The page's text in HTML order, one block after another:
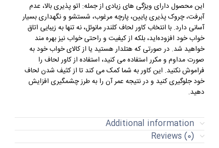
این محصول دارای ویژگی های زیادی از جمله: اتو پذیری بالا، عدم
آبرفت، چروک پذیری پایین، پارچه مرغوب، شستشو و نگهداری بسیار
آسانی دارد. با انتخاب کاور لحاف کلندر مانوئل، نه تنها به زیبایی اتاق
خواب خود افزوده‌اید، بلکه از کیفیت و راحتی خواب نیز بهره‌ مند
خواهید شد. در صورتی که هتلدار هستید یا از کالای خواب خود به
صورت مداوم و مکرر استفاده می کنید، استفاده از کاور لحاف را
فراموش نکنید. این کاور به شما کمک می کند تا از کثیف شدن لحاف
خود جلوگیری کنید و در نتیجه عمر آن را به طرز چشمگیری افزایش
دهید.
Additional information
Reviews (0)